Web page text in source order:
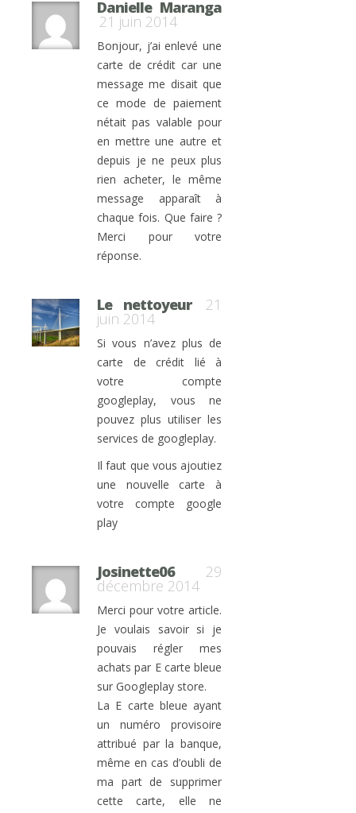
Danielle Maranga
21 juin 2014
Bonjour, j’ai enlevé une
carte de crédit car une
message me disait que
ce mode de paiement
nétait pas valable pour
en mettre une autre et
depuis je ne peux plus
rien acheter, le même
message apparaît à
chaque fois. Que faire ?
Merci pour votre
réponse.
Le nettoyeur 21
juin 2014
Si vous n’avez plus de
carte de crédit lié à
votre compte
googleplay, vous ne
pouvez plus utiliser les
services de googleplay.
Il faut que vous ajoutiez
une nouvelle carte à
votre compte google
play
Josinette06 29
décembre 2014
Merci pour votre article.
Je voulais savoir si je
pouvais régler mes
achats par E carte bleue
sur Googleplay store.
La E carte bleue ayant
un numéro provisoire
attribué par la banque,
même en cas d’oubli de
ma part de supprimer
cette carte, elle ne